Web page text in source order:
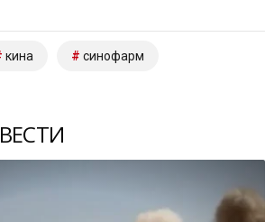
кина синофарм
ВЕСТИ